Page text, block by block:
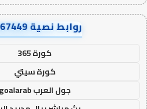
روابط نصية AA67449
كورة 365
كورة سيتي
جول العرب goalarab